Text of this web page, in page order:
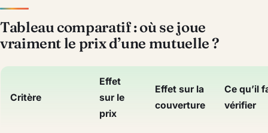
Tableau comparatif : où se joue
vraiment le prix d’une mutuelle ?
Critère
Effet
sur le
prix
Effet sur la
couverture
Ce qu’il
vérifier